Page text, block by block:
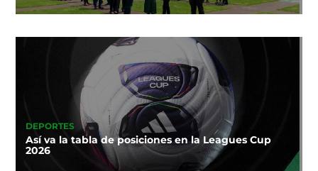
DEPORTES
Así va la tabla de posiciones en la Leagues Cup
2026